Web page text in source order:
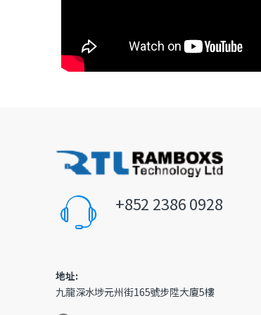
+852 2386 0928
地址:
九龍深水埗元州街165號步陞大廈5樓